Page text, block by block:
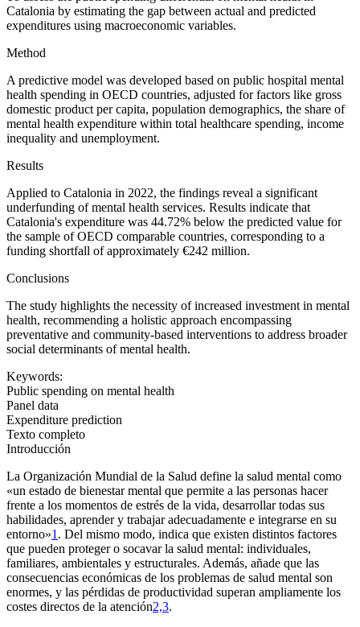
Catalonia by estimating the gap between actual and predicted
expenditures using macroeconomic variables.
Method
A predictive model was developed based on public hospital mental
health spending in OECD countries, adjusted for factors like gross
domestic product per capita, population demographics, the share of
mental health expenditure within total healthcare spending, income
inequality and unemployment.
Results
Applied to Catalonia in 2022, the findings reveal a significant
underfunding of mental health services. Results indicate that
Catalonia's expenditure was 44.72% below the predicted value for
the sample of OECD comparable countries, corresponding to a
funding shortfall of approximately €242 million.
Conclusions
The study highlights the necessity of increased investment in mental
health, recommending a holistic approach encompassing
preventative and community-based interventions to address broader
social determinants of mental health.
Keywords:
Public spending on mental health
Panel data
Expenditure prediction
Texto completo
Introducción
La Organización Mundial de la Salud define la salud mental como
«un estado de bienestar mental que permite a las personas hacer
frente a los momentos de estrés de la vida, desarrollar todas sus
habilidades, aprender y trabajar adecuadamente e integrarse en su
entorno»1 . Del mismo modo, indica que existen distintos factores
que pueden proteger o socavar la salud mental: individuales,
familiares, ambientales y estructurales. Además, añade que las
consecuencias económicas de los problemas de salud mental son
enormes, y las pérdidas de productividad superan ampliamente los
costes directos de la atención2,3.